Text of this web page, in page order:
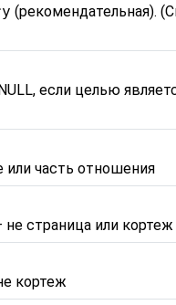
(рекомендательная).
если целью
или часть отношения
страница или
кортеж